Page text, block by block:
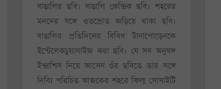
বাঙালির ছবি। বাঙালি কেন্দ্রিক ছবি। শহরের
মননের সঙ্গে ওতপ্রোত জড়িয়ে থাকা ছবি।
বাঙালির প্রতিদিনের বিবিধ টানাপোড়েনকে
ইন্টেলেকচুয়ালাইজ করা ছবি। যে সব অনুষঙ্গ
ইন্দ্রাশিস নিয়ে আসেন ওঁর ছবিতে তার সঙ্গে
দিব্যি পরিচিত আজকের শহরে ফিল্ম সোসাইটি